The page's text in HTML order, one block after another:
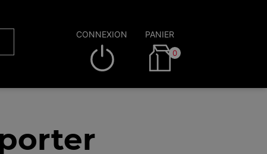
CONNEXION PANIER
0